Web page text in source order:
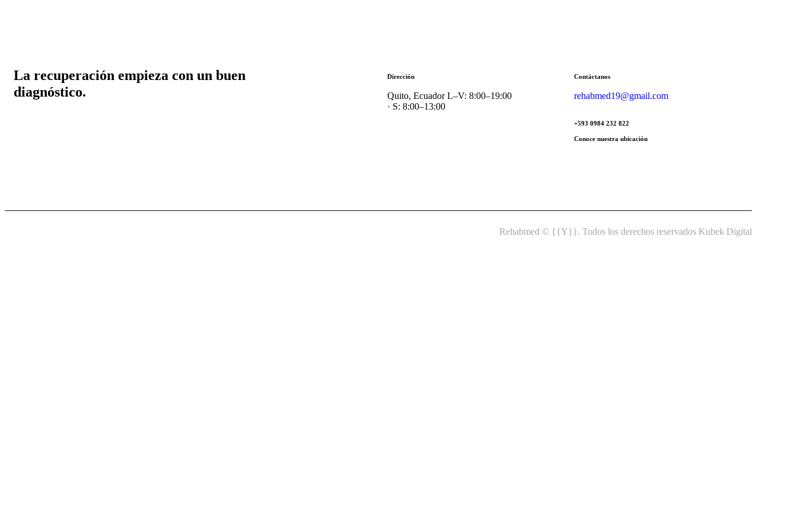
La recuperación empieza con un buen
diagnóstico.
Dirección
Quito, Ecuador L–V: 8:00–19:00
· S: 8:00–13:00
Contáctanos
rehabmed19@gmail.com
+593 0984 232 822
Conoce nuestra ubicación
Rehabmed © {{Y}}. Todos los derechos reservados Kubek Digital